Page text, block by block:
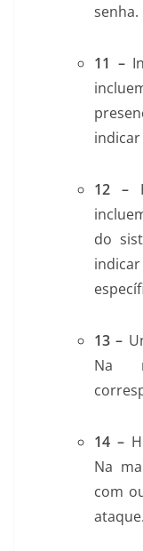
senha.
11 –
12 –
do
13 –
Na
14 –
Na
com
ataque.